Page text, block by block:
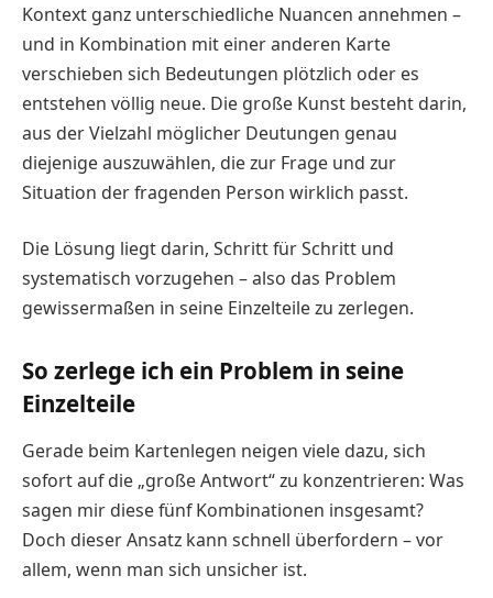
Kontext ganz unterschiedliche Nuancen annehmen –
und in Kombination mit einer anderen Karte
verschieben sich Bedeutungen plötzlich oder es
entstehen völlig neue. Die große Kunst besteht darin,
aus der Vielzahl möglicher Deutungen genau
diejenige auszuwählen, die zur Frage und zur
Situation der fragenden Person wirklich passt.
Die Lösung liegt darin, Schritt für Schritt und
systematisch vorzugehen – also das Problem
gewissermaßen in seine Einzelteile zu zerlegen.
So zerlege ich ein Problem in seine
Einzelteile
Gerade beim Kartenlegen neigen viele dazu, sich
sofort auf die „große Antwort“ zu konzentrieren: Was
sagen mir diese fünf Kombinationen insgesamt?
Doch dieser Ansatz kann schnell überfordern – vor
allem, wenn man sich unsicher ist.